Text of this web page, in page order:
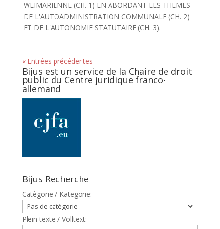
WEIMARIENNE (CH. 1) EN ABORDANT LES THEMES
DE L'AUTOADMINISTRATION COMMUNALE (CH. 2)
ET DE L'AUTONOMIE STATUTAIRE (CH. 3).
« Entrées précédentes
Bijus est un service de la Chaire de droit
public du Centre juridique franco-
allemand
Bijus Recherche
Catègorie / Kategorie:
Plein texte / Volltext: